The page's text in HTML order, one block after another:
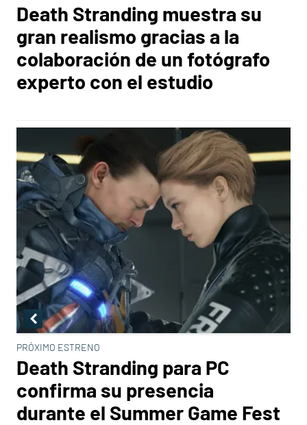
Death Stranding muestra su
gran realismo gracias a la
colaboración de un fotógrafo
experto con el estudio
PRÓXIMO ESTRENO
Death Stranding para PC
confirma su presencia
durante el Summer Game Fest